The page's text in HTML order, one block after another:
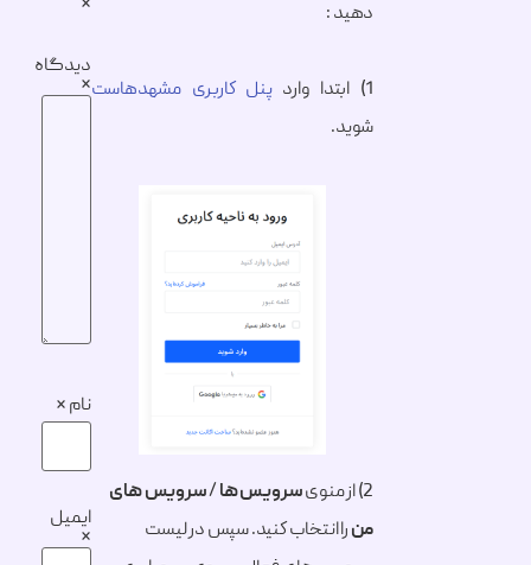
دهید :
پنل کاربری مشهدهاست
شوید.
سرویس ها/سرویس های
را انتخاب کنید. سپس در لیست
دیدگاه
*
ایمیل